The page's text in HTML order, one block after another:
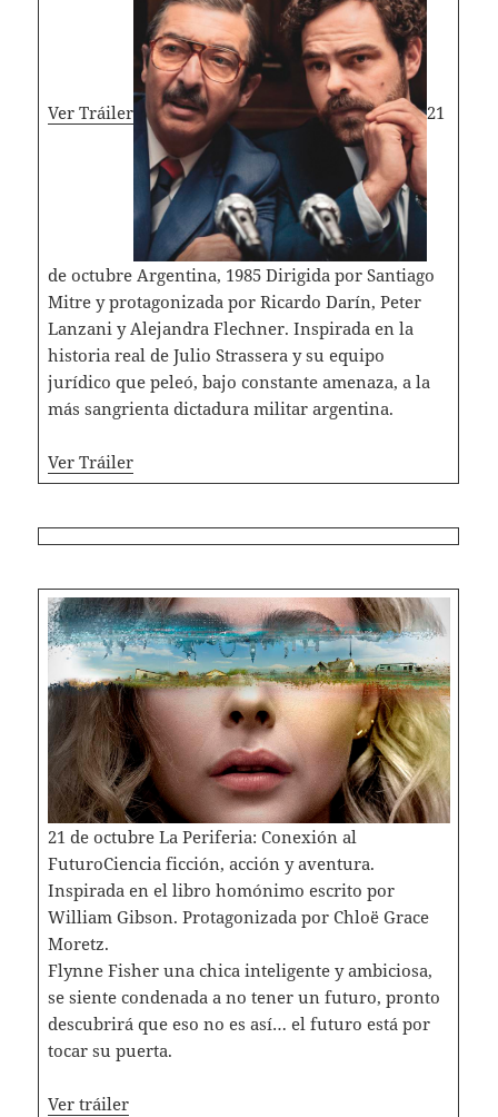
Ver Tráiler 21
de octubre Argentina, 1985 Dirigida por Santiago
Mitre y protagonizada por Ricardo Darín, Peter
Lanzani y Alejandra Flechner. Inspirada en la
historia real de Julio Strassera y su equipo
jurídico que peleó, bajo constante amenaza, a la
más sangrienta dictadura militar argentina.
Ver Tráiler
21 de octubre La Periferia: Conexión al
FuturoCiencia ficción, acción y aventura.
Inspirada en el libro homónimo escrito por
William Gibson. Protagonizada por Chloë Grace
Moretz.
Flynne Fisher una chica inteligente y ambiciosa,
se siente condenada a no tener un futuro, pronto
descubrirá que eso no es así… el futuro está por
tocar su puerta.
Ver tráiler